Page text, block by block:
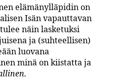
elämänylläpidin on
Isän vapauttavan
näin lasketuksi
ja (suhteellisen)
luovana
minä on kiistatta ja